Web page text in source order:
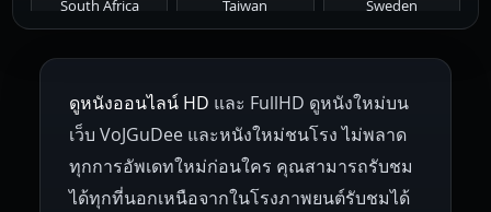
1945 1942 1941 1940 1939
1937 1930
South Africa Taiwan Sweden
Netherlands Russia Poland
Hungary Denmark Bulgaria
Czech Republic Brazil Turkey
ดูหนังออนไลน์ HD และ FullHD ดูหนังใหม่บน
เว็บ VoJGuDee และหนังใหม่ชนโรง ไม่พลาด
ทุกการอัพเดทใหม่ก่อนใคร คุณสามารถรับชม
ได้ทุกที่นอกเหนือจากในโรงภาพยนต์รับชมได้